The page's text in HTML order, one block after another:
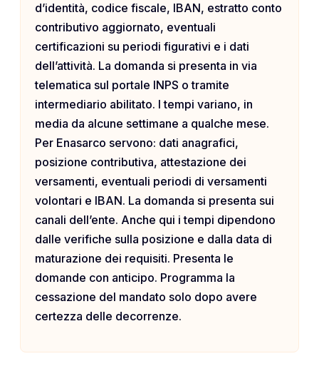
d’identità, codice fiscale, IBAN, estratto conto
contributivo aggiornato, eventuali
certificazioni su periodi figurativi e i dati
dell’attività. La domanda si presenta in via
telematica sul portale INPS o tramite
intermediario abilitato. I tempi variano, in
media da alcune settimane a qualche mese.
Per Enasarco servono: dati anagrafici,
posizione contributiva, attestazione dei
versamenti, eventuali periodi di versamenti
volontari e IBAN. La domanda si presenta sui
canali dell’ente. Anche qui i tempi dipendono
dalle verifiche sulla posizione e dalla data di
maturazione dei requisiti. Presenta le
domande con anticipo. Programma la
cessazione del mandato solo dopo avere
certezza delle decorrenze.